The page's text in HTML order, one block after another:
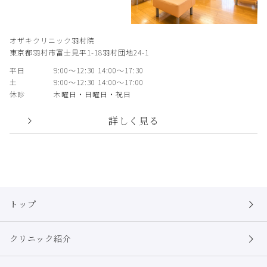
オザキクリニック羽村院
東京都羽村市富士見平1-18羽村団地24-1
平日
9:00〜12:30 14:00〜17:30
土
9:00〜12:30 14:00〜17:00
休診
木曜日・日曜日・祝日
詳しく見る
トップ
クリニック紹介